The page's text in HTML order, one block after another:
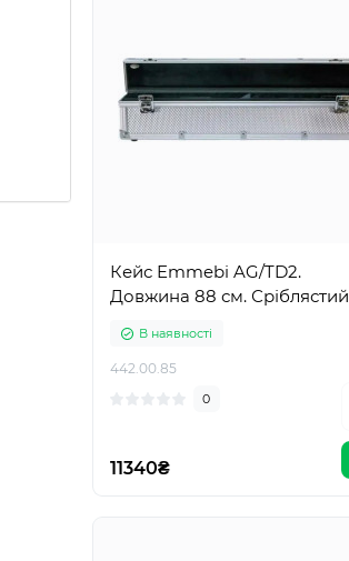
Кейс Emmebi AG/TD2.
Довжина 88 см. Сріблястий
В наявності
442.00.85
0
11340₴